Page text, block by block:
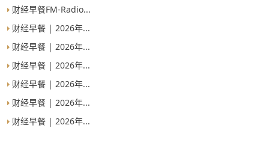
财经早餐FM-Radio...
财经早餐 | 2026年...
财经早餐 | 2026年...
财经早餐 | 2026年...
财经早餐 | 2026年...
财经早餐 | 2026年...
财经早餐 | 2026年...